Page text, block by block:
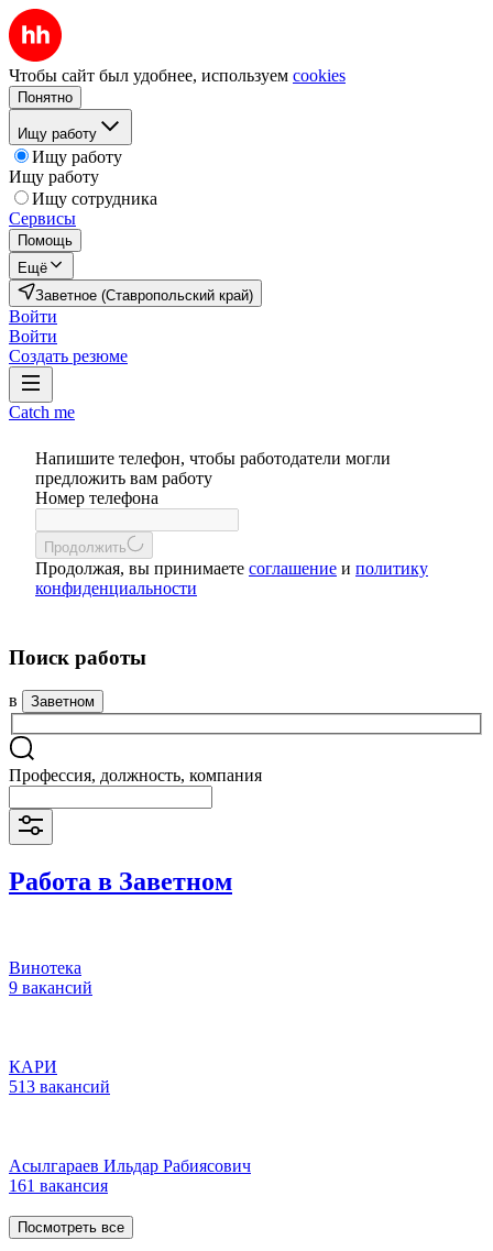
Чтобы сайт был удобнее, используем cookies
Понятно
Ищу работу
Ищу работу
Ищу работу
Ищу сотрудника
Сервисы
Помощь
Ещё
Заветное (Ставропольский край)
Войти
Войти
Создать резюме
Catch me
Напишите телефон, чтобы работодатели могли
предложить вам работу
Номер телефона
Продолжить
Продолжая, вы принимаете соглашение и политику
конфиденциальности
Поиск работы
в Заветном
Профессия, должность, компания
Работа в Заветном
Винотека
9 вакансий
КАРИ
513 вакансий
Асылгараев Ильдар Рабиясович
161 вакансия
Посмотреть все